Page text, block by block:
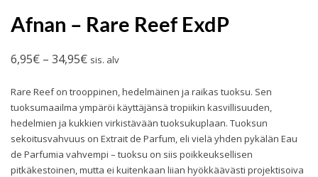
Afnan – Rare Reef ExdP
6,95€ – 34,95€Hintaluokka:
-
34,95€
sis. alv
Rare Reef on trooppinen, hedelmäinen ja raikas tuoksu. Sen
tuoksumaailma ympäröi käyttäjänsä tropiikin kasvillisuuden,
hedelmien ja kukkien virkistävään tuoksukuplaan. Tuoksun
sekoitusvahvuus on Extrait de Parfum, eli vielä yhden pykälän Eau
de Parfumia vahvempi – tuoksu on siis poikkeuksellisen
pitkäkestoinen, mutta ei kuitenkaan liian hyökkäävästi projektisoiva